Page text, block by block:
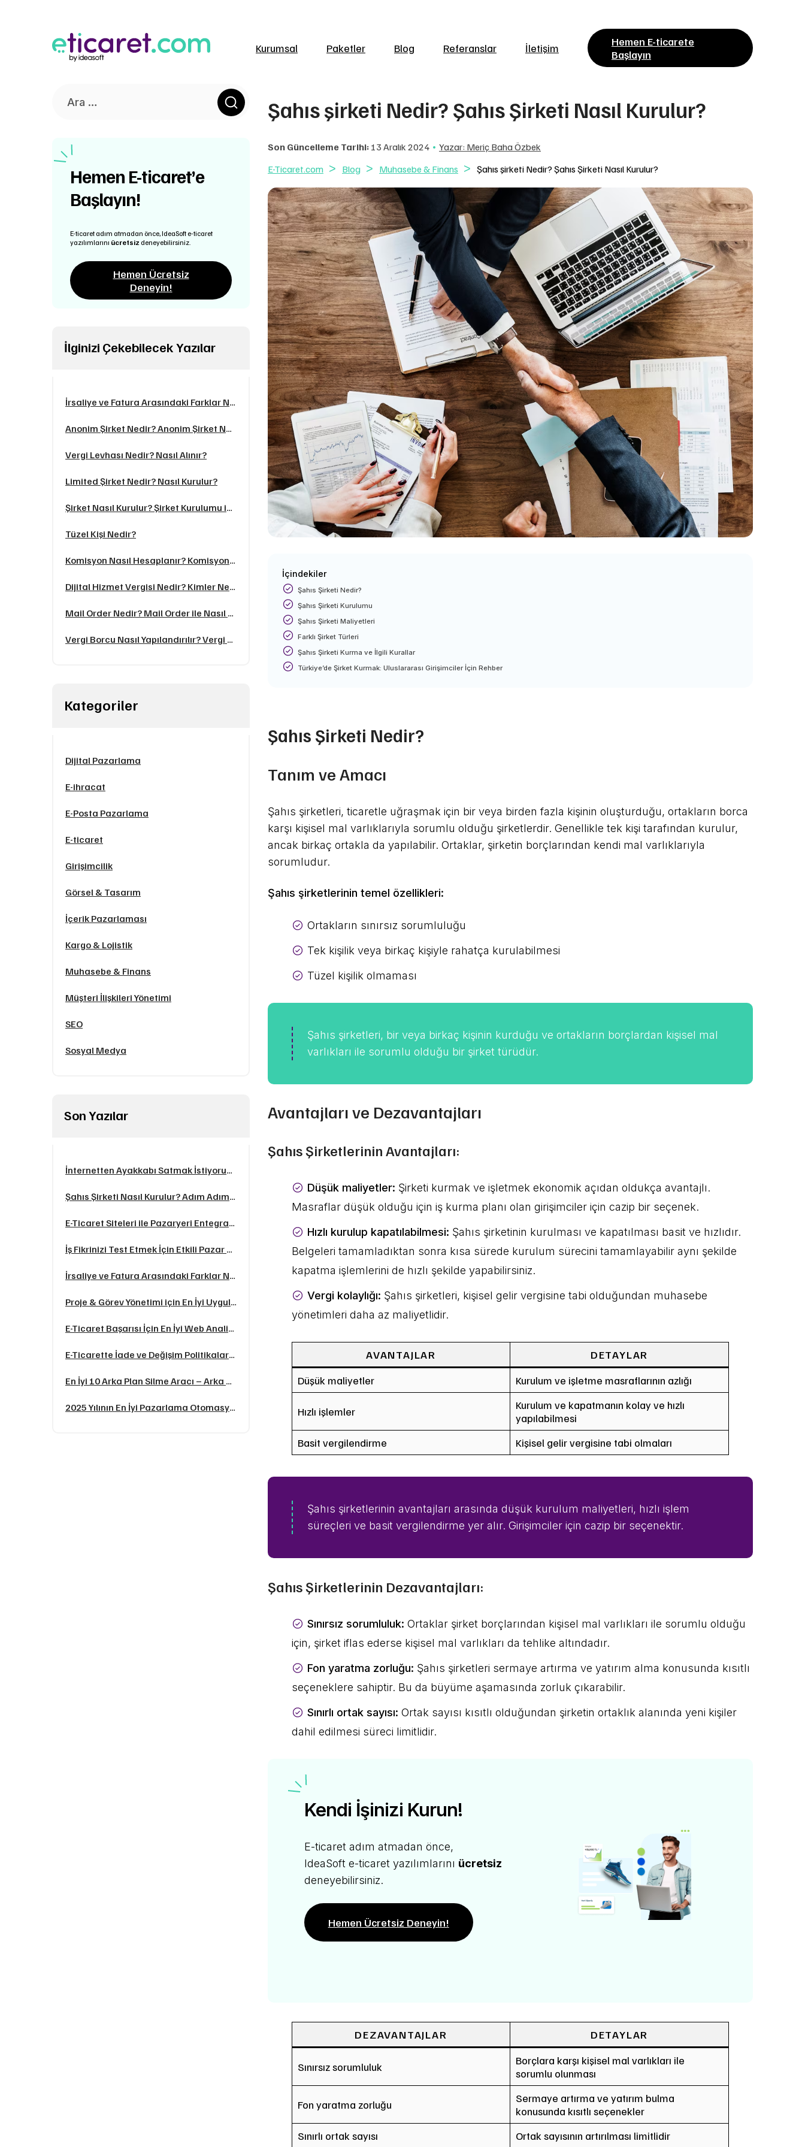
Kurumsal Paketler Blog Referanslar İletişim
Hemen E-ticarete
Başlayın
Hemen E-ticaret’e
Başlayın!
E-ticaret adım atmadan önce, IdeaSoft e-ticaret
yazılımlarını ücretsiz deneyebilirsiniz.
Hemen Ücretsiz
Deneyin!
İlginizi Çekebilecek Yazılar
İrsaliye ve Fatura Arasındaki Farklar Nelerdir?
Anonim Şirket Nedir? Anonim Şirket Nasıl Kurulur?
Vergi Levhası Nedir? Nasıl Alınır?
Limited Şirket Nedir? Nasıl Kurulur?
Şirket Nasıl Kurulur? Şirket Kurulumu için Gerekli Belgeler Nelerdir?
Tüzel Kişi Nedir?
Komisyon Nasıl Hesaplanır? Komisyon Oranı Hesaplamak
Dijital Hizmet Vergisi Nedir? Kimler Ne Kadar Öder?
Mail Order Nedir? Mail Order ile Nasıl Ödeme Alınır?
Vergi Borcu Nasıl Yapılandırılır? Vergi Borcu Taksitlendirme ( 2024 )
Kategoriler
Dijital Pazarlama
E-ihracat
E-Posta Pazarlama
E-ticaret
Girişimcilik
Görsel & Tasarım
İçerik Pazarlaması
Kargo & Lojistik
Muhasebe & Finans
Müşteri İlişkileri Yönetimi
SEO
Sosyal Medya
Son Yazılar
İnternetten Ayakkabı Satmak İstiyorum: Nereden Başlamalıyım? (2025 Rehberi)
Şahıs Şirketi Nasıl Kurulur? Adım Adım Rehber
E-Ticaret Siteleri ile Pazaryeri Entegrasyonu Nasıl Yapılır?
İş Fikrinizi Test Etmek İçin Etkili Pazar Araştırması Yöntemleri
İrsaliye ve Fatura Arasındaki Farklar Nelerdir?
Proje & Görev Yönetimi için En İyi Uygulamalar ve Araçlar: 2025 Rehberi
E-Ticaret Başarısı İçin En İyi Web Analitik Araçları
E-Ticarette İade ve Değişim Politikaları Nasıl Belirlenmeli?
En İyi 10 Arka Plan Silme Aracı – Arka Plan Temizleme Siteleri
2025 Yılının En İyi Pazarlama Otomasyonu Araçları
Şahıs şirketi Nedir? Şahıs Şirketi Nasıl Kurulur?
Son Güncelleme Tarihi: 13 Aralık 2024
Yazar: Meriç Baha Özbek
E-Ticaret.com
Blog Muhasebe & Finans Şahıs şirketi Nedir? Şahıs Şirketi Nasıl Kurulur?
İçindekiler
Şahıs Şirketi Nedir?
Şahıs Şirketi Kurulumu
Şahıs Şirketi Maliyetleri
Farklı Şirket Türleri
Şahıs Şirketi Kurma ve İlgili Kurallar
Türkiye’de Şirket Kurmak: Uluslararası Girişimciler İçin Rehber
Şahıs Şirketi Nedir?
Tanım ve Amacı
Şahıs şirketleri, ticaretle uğraşmak için bir veya birden fazla kişinin oluşturduğu, ortakların borca
karşı kişisel mal varlıklarıyla sorumlu olduğu şirketlerdir. Genellikle tek kişi tarafından kurulur,
ancak birkaç ortakla da yapılabilir. Ortaklar, şirketin borçlarından kendi mal varlıklarıyla
sorumludur.
Şahıs şirketlerinin temel özellikleri:
Ortakların sınırsız sorumluluğu
Tek kişilik veya birkaç kişiyle rahatça kurulabilmesi
Tüzel kişilik olmaması
Şahıs şirketleri, bir veya birkaç kişinin kurduğu ve ortakların borçlardan kişisel mal
varlıkları ile sorumlu olduğu bir şirket türüdür.
Avantajları ve Dezavantajları
Şahıs Şirketlerinin Avantajları:
Düşük maliyetler: Şirketi kurmak ve işletmek ekonomik açıdan oldukça avantajlı.
Masraflar düşük olduğu için iş kurma planı olan girişimciler için cazip bir seçenek.
Hızlı kurulup kapatılabilmesi: Şahıs şirketinin kurulması ve kapatılması basit ve hızlıdır.
Belgeleri tamamladıktan sonra kısa sürede kurulum sürecini tamamlayabilir aynı şekilde
kapatma işlemlerini de hızlı şekilde yapabilirsiniz.
Vergi kolaylığı: Şahıs şirketleri, kişisel gelir vergisine tabi olduğundan muhasebe
yönetimleri daha az maliyetlidir.
AVANTAJLAR
DETAYLAR
Düşük maliyetler
Kurulum ve işletme masraflarının azlığı
Hızlı işlemler
Kurulum ve kapatmanın kolay ve hızlı
yapılabilmesi
Basit vergilendirme
Kişisel gelir vergisine tabi olmaları
Şahıs şirketlerinin avantajları arasında düşük kurulum maliyetleri, hızlı işlem
süreçleri ve basit vergilendirme yer alır. Girişimciler için cazip bir seçenektir.
Şahıs Şirketlerinin Dezavantajları:
Sınırsız sorumluluk: Ortaklar şirket borçlarından kişisel mal varlıkları ile sorumlu olduğu
için, şirket iflas ederse kişisel mal varlıkları da tehlike altındadır.
Fon yaratma zorluğu: Şahıs şirketleri sermaye artırma ve yatırım alma konusunda kısıtlı
seçeneklere sahiptir. Bu da büyüme aşamasında zorluk çıkarabilir.
Sınırlı ortak sayısı: Ortak sayısı kısıtlı olduğundan şirketin ortaklık alanında yeni kişiler
dahil edilmesi süreci limitlidir.
Kendi İşinizi Kurun!
E-ticaret adım atmadan önce,
IdeaSoft e-ticaret yazılımlarını ücretsiz
deneyebilirsiniz.
Hemen Ücretsiz Deneyin!
DEZAVANTAJLAR DETAYLAR
Sınırsız sorumluluk
Borçlara karşı kişisel mal varlıkları ile
sorumlu olunması
Fon yaratma zorluğu
Sermaye artırma ve yatırım bulma
konusunda kısıtlı seçenekler
Sınırlı ortak sayısı
Ortak sayısının artırılması limitlidir